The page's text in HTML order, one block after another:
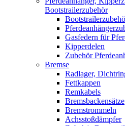
Bootstrailerzubehör
Gasfedern für
Kipperdelen
Zubehör
Bremse
Radlager,
Fettkappen
Remkabels
Bremsbackensätze
Bremstrommeln
Achsstoßdämpfer